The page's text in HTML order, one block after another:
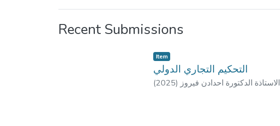
Recent Submissions
Item
التحكيم التجاري الدولي
(2025) الاستاذة الدكتورة احدادن فيروز